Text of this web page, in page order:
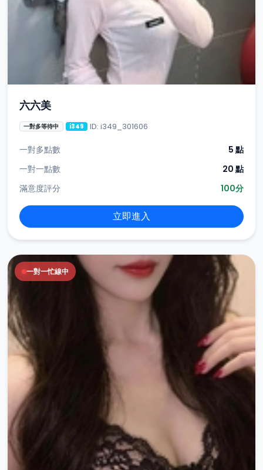
六六美
一對多等待中 i349 ID: i349_301606
一對多點數
5 點
一對一點數
20 點
滿意度評分
100分
立即進入
一對一忙線中